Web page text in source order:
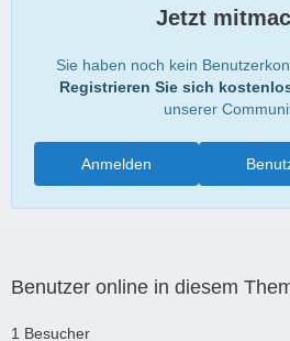
Jetzt
Sie haben noch kein
Registrieren Sie sich
unserer
Anmelden
Benutzer online in diesem
1 Besucher